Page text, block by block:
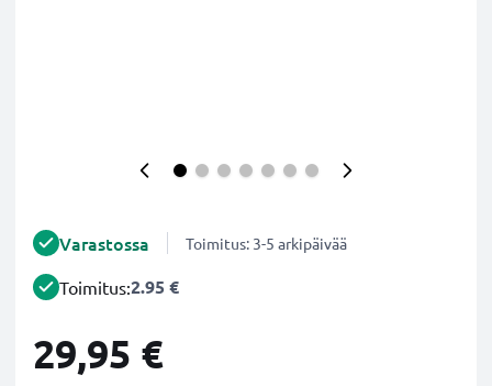
Varastossa Toimitus: 3-5 arkipäivää
Toimitus:2.95 €
29,95 €